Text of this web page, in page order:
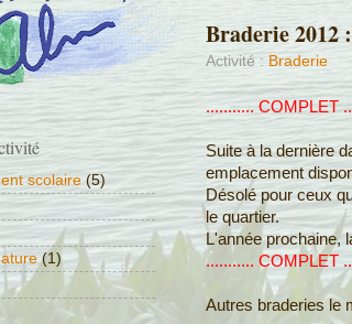
Braderie 2012
Activité : Braderie
........... COMPLET
Suite à la dernière
emplacement
Désolé pour ceux
le quartier.
L'année prochaine,
........... COMPLET
Autres braderies le
scolaire (5)
(1)